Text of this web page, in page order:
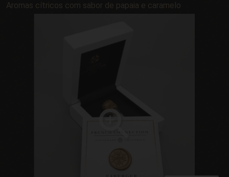
Aromas cítricos com sabor de papaia e caramelo